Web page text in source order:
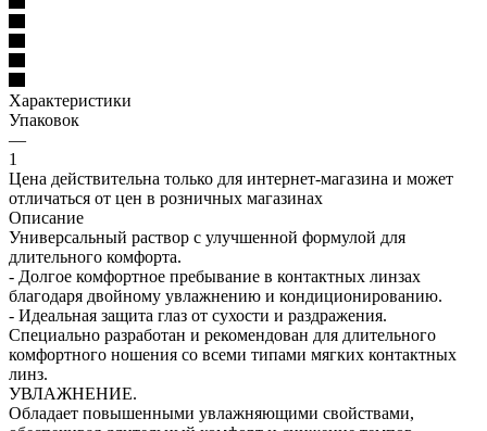
Характеристики
Упаковок
—
1
Цена действительна только для интернет-магазина и может
отличаться от цен в розничных магазинах
Описание
Универсальный раствор с улучшенной формулой для
длительного комфорта.
- Долгое комфортное пребывание в контактных линзах
благодаря двойному увлажнению и кондиционированию.
- Идеальная защита глаз от сухости и раздражения.
Специально разработан и рекомендован для длительного
комфортного ношения со всеми типами мягких контактных
линз.
УВЛАЖНЕНИЕ.
Обладает повышенными увлажняющими свойствами,